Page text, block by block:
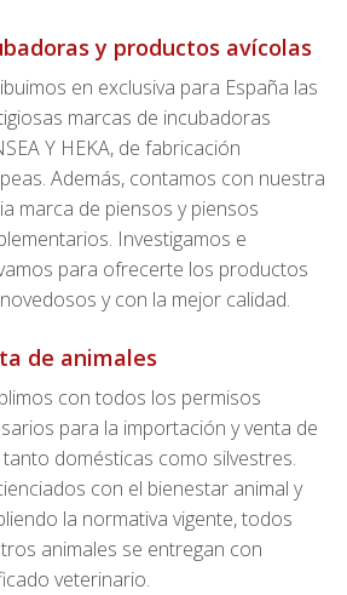
y productos avícolas
en exclusiva para España las
marcas de incubadoras
Y HEKA, de fabricación
Además, contamos con nuestra
marca de piensos y piensos
Investigamos e
para ofrecerte los productos
y con la mejor calidad.
de animales
con todos los permisos
para la importación y venta de
tanto domésticas como silvestres.
con el bienestar animal y
la normativa vigente, todos
animales se entregan con
veterinario.